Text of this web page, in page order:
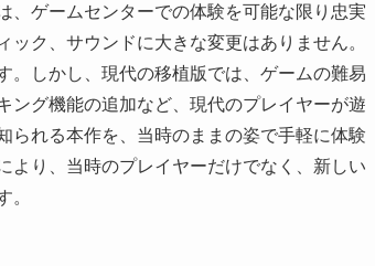
、ゲームセンターでの体験を可能な限り忠実
ク、サウンドに大きな変更はありません。
。しかし、現代の移植版では、ゲームの難易
ング機能の追加など、現代のプレイヤーが遊
られる本作を、当時のままの姿で手軽に体験
より、当時のプレイヤーだけでなく、新しい
。